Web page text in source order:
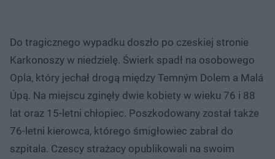
Do tragicznego wypadku doszło po czeskiej stronie
Karkonoszy w niedzielę. Świerk spadł na osobowego
Opla, który jechał drogą między Temným Dolem a Malá
Úpą. Na miejscu zginęły dwie kobiety w wieku 76 i 88
lat oraz 15-letni chłopiec. Poszkodowany został także
76-letni kierowca, którego śmigłowiec zabrał do
szpitala. Czescy strażacy opublikowali na swoim